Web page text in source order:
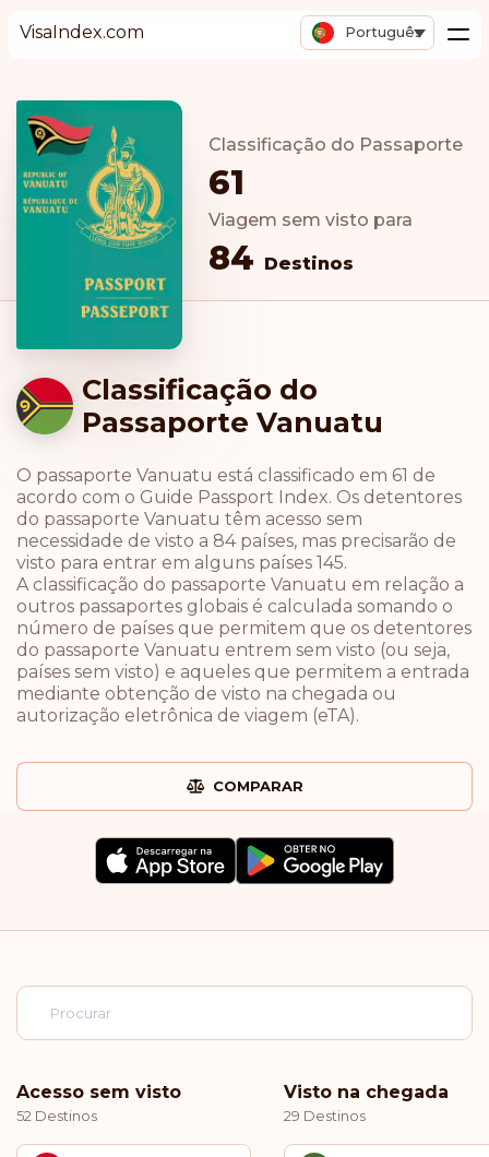
VisaIndex.com Português
Classificação do Passaporte
61
Viagem sem visto para
84 Destinos
Classificação do
Passaporte Vanuatu
O passaporte Vanuatu está classificado em 61 de
acordo com o Guide Passport Index. Os detentores
do passaporte Vanuatu têm acesso sem
necessidade de visto a 84 países, mas precisarão de
visto para entrar em alguns países 145.
A classificação do passaporte Vanuatu em relação a
outros passaportes globais é calculada somando o
número de países que permitem que os detentores
do passaporte Vanuatu entrem sem visto (ou seja,
países sem visto) e aqueles que permitem a entrada
mediante obtenção de visto na chegada ou
autorização eletrônica de viagem (eTA).
COMPARAR
Acesso sem visto
52 Destinos
Visto na chegada
29 Destinos